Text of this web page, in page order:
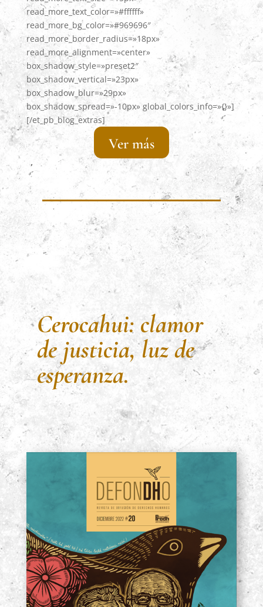
read_more_text_color=»#ffffff»
read_more_bg_color=»#969696″
read_more_border_radius=»18px»
read_more_alignment=»center»
box_shadow_style=»preset2″
box_shadow_vertical=»23px»
box_shadow_blur=»29px»
box_shadow_spread=»-10px» global_colors_info=»{}»]
[/et_pb_blog_extras]
Ver más
Cerocahui: clamor
de justicia, luz de
esperanza.